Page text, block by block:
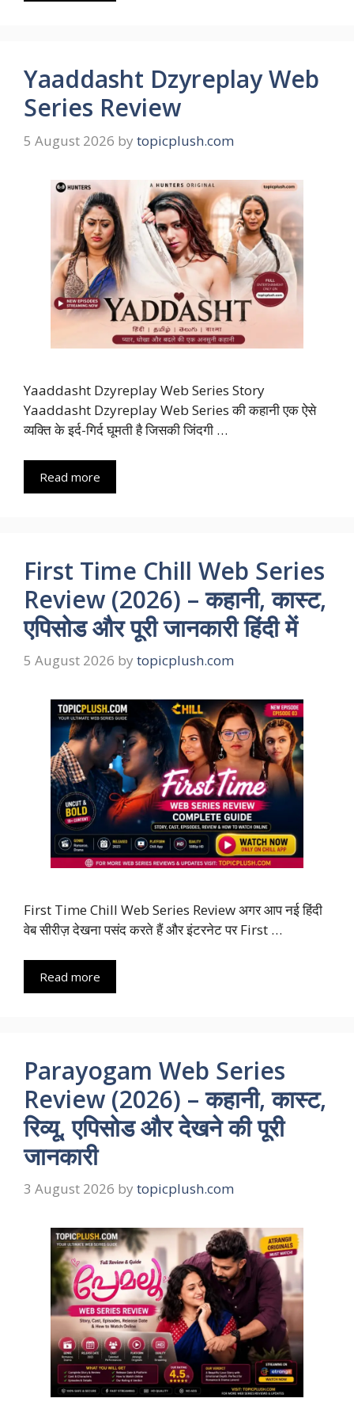
Yaaddasht Dzyreplay Web
Series Review
5 August 2026 by topicplush.com
Yaaddasht Dzyreplay Web Series Story
Yaaddasht Dzyreplay Web Series की कहानी एक ऐसे
व्यक्ति के इर्द-गिर्द घूमती है जिसकी जिंदगी …
Read more
First Time Chill Web Series
Review (2026) – कहानी, कास्ट,
एपिसोड और पूरी जानकारी हिंदी में
5 August 2026 by topicplush.com
First Time Chill Web Series Review अगर आप नई हिंदी
वेब सीरीज़ देखना पसंद करते हैं और इंटरनेट पर First …
Read more
Parayogam Web Series
Review (2026) – कहानी, कास्ट,
रिव्यू, एपिसोड और देखने की पूरी
जानकारी
3 August 2026 by topicplush.com